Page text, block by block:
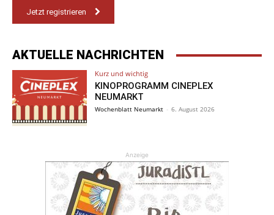
Jetzt registrieren
AKTUELLE NACHRICHTEN
Kurz und wichtig
KINOPROGRAMM CINEPLEX
NEUMARKT
Wochenblatt Neumarkt - 6. August 2026
Anzeige